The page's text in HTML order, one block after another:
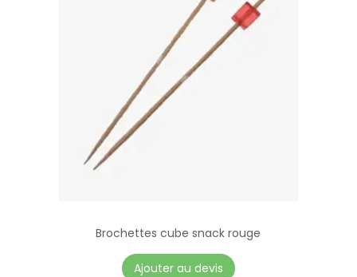
Brochettes cube snack rouge
Ajouter au devis